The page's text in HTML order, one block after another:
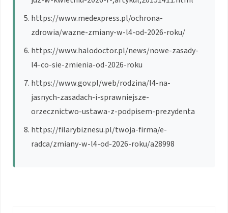
https://www.medexpress.pl/ochrona-
zdrowia/wazne-zmiany-w-l4-od-2026-roku/
https://www.halodoctor.pl/news/nowe-zasady-
l4-co-sie-zmienia-od-2026-roku
https://www.gov.pl/web/rodzina/l4-na-
jasnych-zasadach-i-sprawniejsze-
orzecznictwo-ustawa-z-podpisem-prezydenta
https://filarybiznesu.pl/twoja-firma/e-
radca/zmiany-w-l4-od-2026-roku/a28998